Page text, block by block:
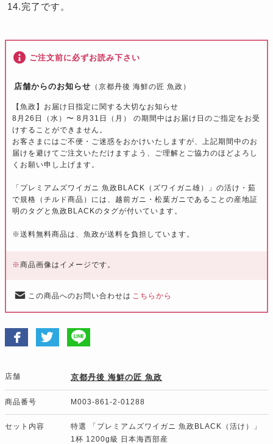
14.完了です。
ご注文前に必ずお読み下さい
店舗からのお知らせ （京都丹後 海鮮の匠 魚政）
【魚政】お届け日指定に関する大切なお知らせ
8月26日（水）〜 8月31日（月） の期間中はお届け日のご指定をお受
けすることができません。
お客さまにはご不便・ご迷惑をおかけいたしますが、上記期間中のお
届けを避けてご注文いただけますよう、ご理解とご協力のほどよろし
くお願い申し上げます。
「プレミアムズワイガニ 魚政BLACK（ズワイガニ雄）」の活け・茹
で規格（チルド商品）には、越前ガニ・松葉ガニであることの産地証
明のタグと魚政BLACKのタグが付いています。
※送料無料商品は、魚政が送料を負担しています。
※商品画像はイメージです。
この商品へのお問い合わせは こちらから
店舗 京都丹後 海鮮の匠 魚政
商品番号 M003-861-2-01288
セット内容
特選 「プレミアムズワイガニ 魚政BLACK（活け）」
1杯 1200g級 日本海西部産